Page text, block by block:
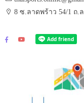
8 ซ.ลาดพร้าว 54/1 ถ.